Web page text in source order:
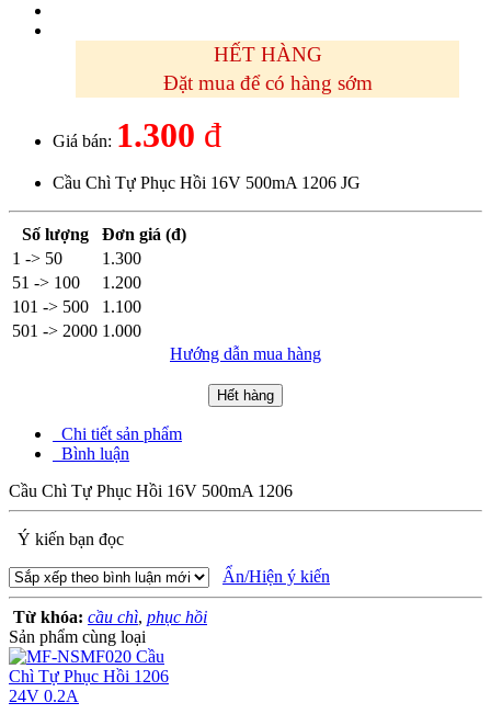
HẾT HÀNG
Đặt mua để có hàng sớm
Giá bán: 1.300 đ
Cầu Chì Tự Phục Hồi 16V 500mA 1206 JG
Số lượng
Đơn giá (đ)
1 -> 50
1.300
51 -> 100
1.200
101 -> 500
1.100
501 -> 2000 1.000
Hướng dẫn mua hàng
Hết hàng
Chi tiết sản phẩm
Bình luận
Cầu Chì Tự Phục Hồi 16V 500mA 1206
Ý kiến bạn đọc
Ẩn/Hiện ý kiến
Từ khóa: cầu chì, phục hồi
Sản phẩm cùng loại